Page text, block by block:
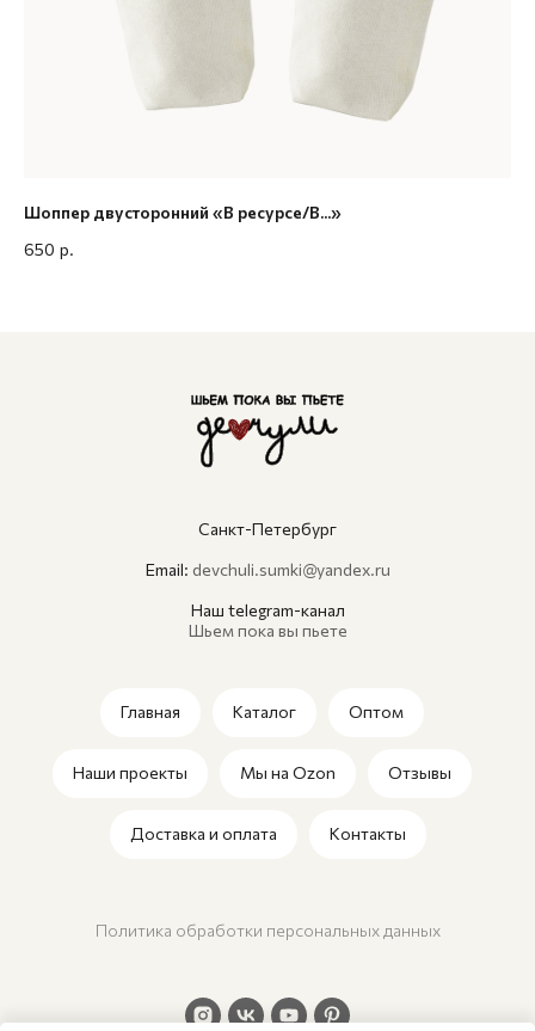
Шоппер двусторонний «В ресурсе/В...»
650 р.
Санкт-Петербург
Email: devchuli.sumki@yandex.ru
Наш telegram-канал
Шьем пока вы пьете
Главная Каталог Оптом
Наши проекты Мы на Ozon Отзывы
Доставка и оплата Контакты
Политика обработки персональных данных